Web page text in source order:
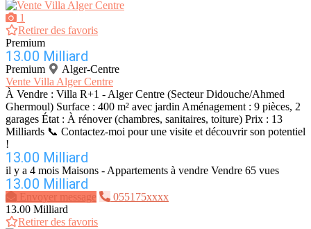
1
Retirer des favoris
Premium
13.00 Milliard
Premium
Alger-Centre
Vente Villa Alger Centre
À Vendre : Villa R+1 - Alger Centre (Secteur Didouche/Ahmed
Ghermoul) Surface : 400 m² avec jardin Aménagement : 9 pièces, 2
garages État : À rénover (chambres, sanitaires, toiture) Prix : 13
Milliards 📞 Contactez-moi pour une visite et découvrir son potentiel
!
13.00 Milliard
il y a 4 mois Maisons - Appartements à vendre Vendre 65 vues
13.00 Milliard
Envoyer message
055175xxxx
13.00 Milliard
Retirer des favoris